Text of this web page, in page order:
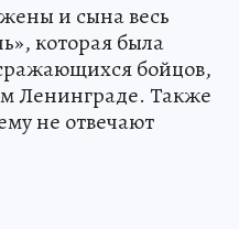
и сына весь
которая была
бойцов,
Ленинграде. Также
не отвечают